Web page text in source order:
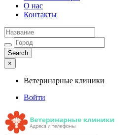
О нас
Контакты
×
Ветеринарные клиники
Войти